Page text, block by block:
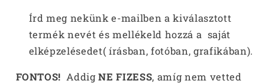
Írd meg nekünk e-mailben a kiválasztott
termék nevét és mellékeld hozzá a saját
elképzelésedet( írásban, fotóban, grafikában).
FONTOS!AddigNE FIZESS, amíg nem vetted